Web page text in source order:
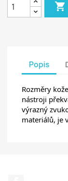

Popis
Rozměry
nástroji
výrazný
materiálů, je